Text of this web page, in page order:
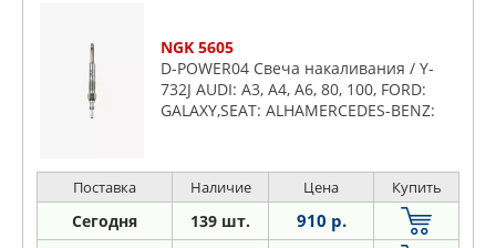
NGK 5605
D-POWER04 Свеча накаливания / Y-
732J AUDI: A3, A4, A6, 80, 100, FORD:
GALAXY,SEAT: ALHAMERCEDES-BENZ:
VOLVO:
Поставка Наличие Цена Купить
Сегодня 139 шт.
910 р.